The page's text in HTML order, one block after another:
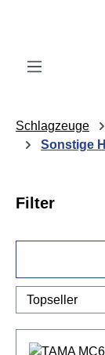
Zum Hauptinhalt
Schlagzeuge
Sonstige
Filter